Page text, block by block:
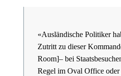
«Ausländische Politiker
Zutritt zu dieser
Room]– bei
Regel im Oval Office oder